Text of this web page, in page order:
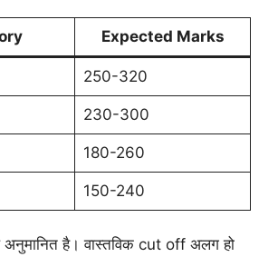
Expected Marks
250-320
230-300
180-260
150-240
है। वास्तविक cut off अलग हो